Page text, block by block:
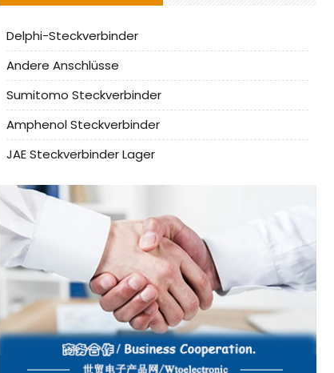
Delphi-Steckverbinder
Andere Anschlüsse
Sumitomo Steckverbinder
Amphenol Steckverbinder
JAE Steckverbinder Lager